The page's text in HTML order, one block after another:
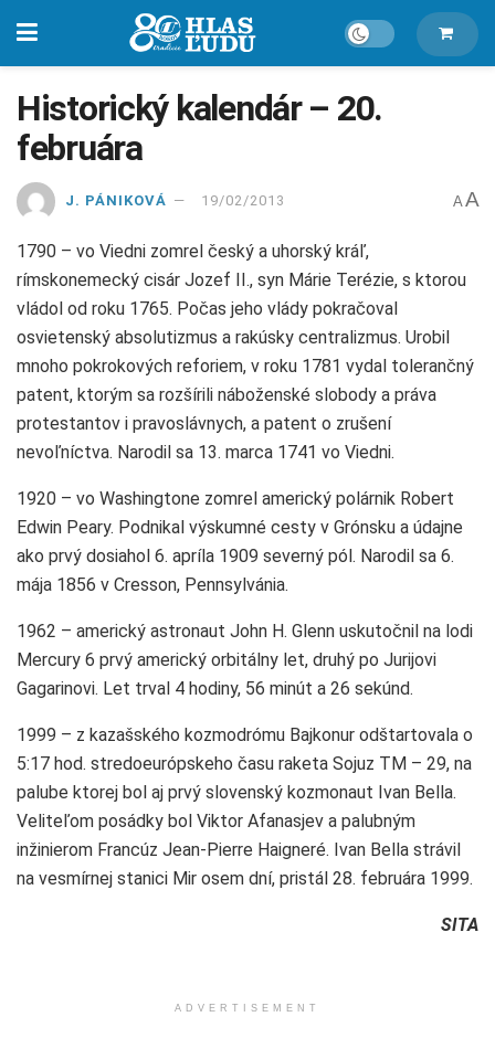
Historický kalendár – 20.
februára
J. PÁNIKOVÁ 19/02/2013 A A
1790 – vo Viedni zomrel český a uhorský kráľ,
rímskonemecký cisár Jozef II., syn Márie Terézie, s ktorou
vládol od roku 1765. Počas jeho vlády pokračoval
osvietenský absolutizmus a rakúsky centralizmus. Urobil
mnoho pokrokových reforiem, v roku 1781 vydal tolerančný
patent, ktorým sa rozšírili náboženské slobody a práva
protestantov i pravoslávnych, a patent o zrušení
nevoľníctva. Narodil sa 13. marca 1741 vo Viedni.
1920 – vo Washingtone zomrel americký polárnik Robert
Edwin Peary. Podnikal výskumné cesty v Grónsku a údajne
ako prvý dosiahol 6. apríla 1909 severný pól. Narodil sa 6.
mája 1856 v Cresson, Pennsylvánia.
1962 – americký astronaut John H. Glenn uskutočnil na lodi
Mercury 6 prvý americký orbitálny let, druhý po Jurijovi
Gagarinovi. Let trval 4 hodiny, 56 minút a 26 sekúnd.
1999 – z kazašského kozmodrómu Bajkonur odštartovala o
5:17 hod. stredoeurópskeho času raketa Sojuz TM – 29, na
palube ktorej bol aj prvý slovenský kozmonaut Ivan Bella.
Veliteľom posádky bol Viktor Afanasjev a palubným
inžinierom Francúz Jean-Pierre Haigneré. Ivan Bella strávil
na vesmírnej stanici Mir osem dní, pristál 28. februára 1999.
SITA
ADVERTISEMENT